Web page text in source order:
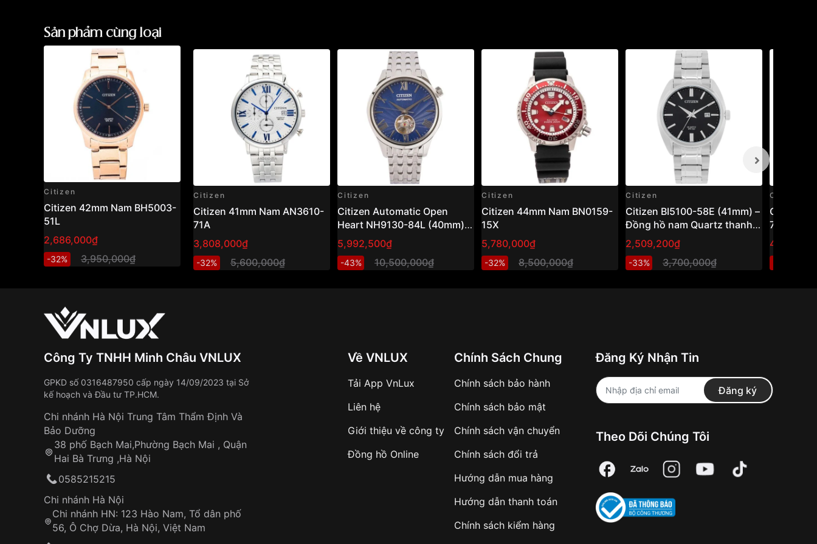
Sản phẩm cùng loại
Citizen
Citizen 42mm Nam BH5003-
51L
2,686,000₫
-32% 3,950,000₫
Citizen
Citizen 41mm Nam AN3610-
71A
3,808,000₫
-32% 5,600,000₫
Citizen
Citizen Automatic Open
Heart NH9130-84L (40mm) –
Đồng hồ nam cơ hở tim, mặt
xanh sang trọng
5,992,500₫
-43% 10,500,000₫
Citizen
Citizen 44mm Nam BN0159-
15X
5,780,000₫
-32% 8,500,000₫
Citizen
Citizen BI5100-58E (41mm) –
Đồng hồ nam Quartz thanh
lịch, thiết kế cổ điển dễ đeo
2,509,200₫
-33% 3,700,000₫
Citizen
Citizen
75L
Công Ty TNHH Minh Châu VNLUX
GPKD số 0316487950 cấp ngày 14/09/2023 tại Sở
kế hoạch và Đầu tư TP.HCM.
Chi nhánh Hà Nội Trung Tâm Thẩm Định Và
Bảo Dưỡng
38 phố Bạch Mai,Phường Bạch Mai , Quận
Hai Bà Trưng ,Hà Nội
0585215215
Chi nhánh Hà Nội
Chi nhánh HN: 123 Hào Nam, Tổ dân phố
56, Ô Chợ Dừa, Hà Nội, Việt Nam
Về VNLUX
Tải App VnLux
Liên hệ
Giới thiệu về công ty
Đồng hồ Online
Chính Sách Chung
Chính sách bảo hành
Chính sách bảo mật
Chính sách vận chuyển
Chính sách đổi trả
Hướng dẫn mua hàng
Hướng dẫn thanh toán
Chính sách kiểm hàng
Đăng Ký Nhận Tin
Đăng ký
Theo Dõi Chúng Tôi